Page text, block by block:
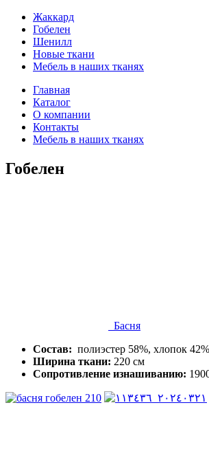
Жаккард
Гобелен
Шенилл
Новые ткани
Мебель в наших тканях
Главная
Каталог
О компании
Контакты
Мебель в наших тканях
Гобелен
Басня
Состав: полиэстер 58%, хлопок 42%
Ширина ткани: 220 см
Сопротивление изнашиванию: